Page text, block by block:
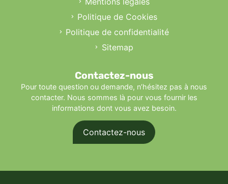
Politique de Cookies
Politique de confidentialité
Sitemap
Contactez-nous
Pour toute question ou demande, n’hésitez pas à nous
contacter. Nous sommes là pour vous fournir les
informations dont vous avez besoin.
Contactez-nous